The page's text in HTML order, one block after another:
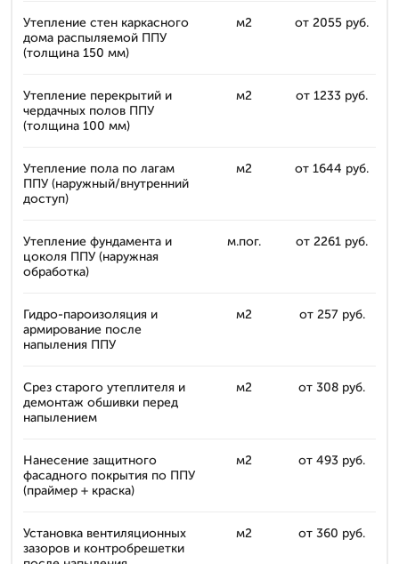
Утепление стен каркасного
дома распыляемой ППУ
(толщина 150 мм)
м2 от 2055 руб.
Утепление перекрытий и
чердачных полов ППУ
(толщина 100 мм)
м2 от 1233 руб.
Утепление пола по лагам
ППУ (наружный/внутренний
доступ)
м2 от 1644 руб.
Утепление фундамента и
цоколя ППУ (наружная
обработка)
м.пог. от 2261 руб.
Гидро-пароизоляция и
армирование после
напыления ППУ
м2 от 257 руб.
Срез старого утеплителя и
демонтаж обшивки перед
напылением
м2 от 308 руб.
Нанесение защитного
фасадного покрытия по ППУ
(праймер + краска)
м2 от 493 руб.
Установка вентиляционных
зазоров и контробрешетки
м2 от 360 руб.